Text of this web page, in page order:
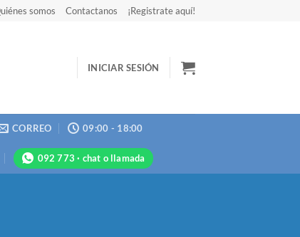
somos Contactanos ¡Registrate aquí!
INICIAR SESIÓN
CORREO 09:00 - 18:00
092 773 · chat o llamada